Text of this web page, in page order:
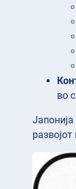
во